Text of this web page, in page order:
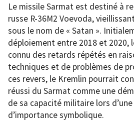
Le missile Sarmat est destiné à
russe R-36M2 Voevoda,
sous le nom de « Satan ».
déploiement entre 2018 et 2020,
connu des retards répétés en
techniques et de problèmes de
ces revers, le Kremlin pourrait
réussi du Sarmat comme une
de sa capacité militaire lors
d’importance symbolique.